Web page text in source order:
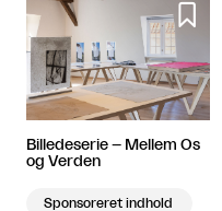

Billedeserie – Mellem Os
og Verden
Sponsoreret indhold